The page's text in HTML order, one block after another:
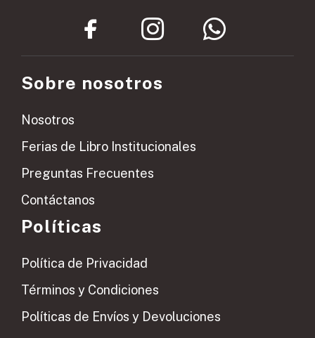
Sobre nosotros
Nosotros
Ferias de Libro Institucionales
Preguntas Frecuentes
Contáctanos
Políticas
Política de Privacidad
Términos y Condiciones
Políticas de Envíos y Devoluciones